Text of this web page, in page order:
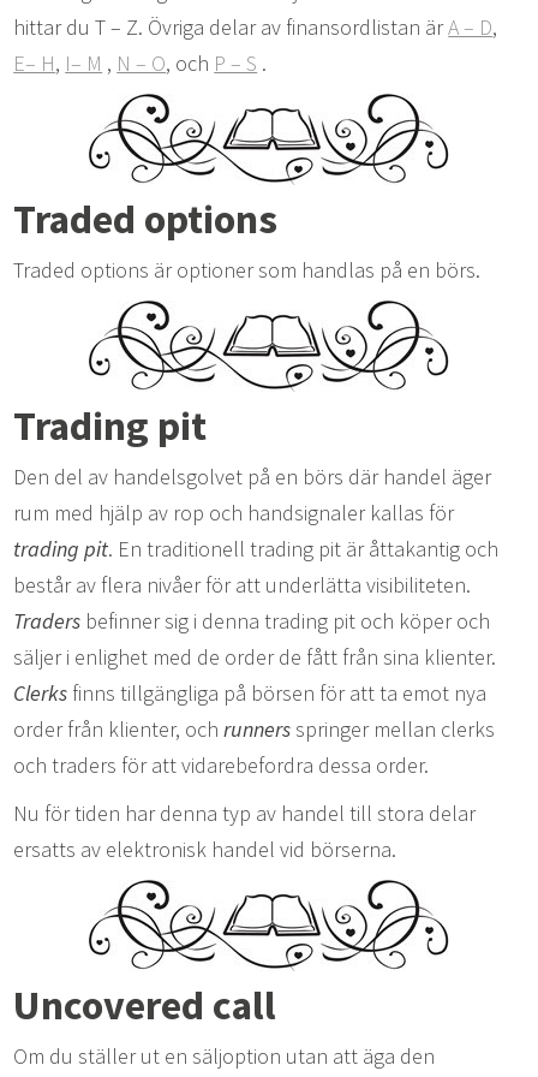
hittar du T – Z. Övriga delar av finansordlistan ärA – D,
E– H, I– M , N – O, och P – S .
Traded options
Traded options är optioner som handlas på en börs.
Trading pit
Den del av handelsgolvet på en börs där handel äger
rum med hjälp av rop och handsignaler kallas för
trading pit. En traditionell trading pit är åttakantig och
består av flera nivåer för att underlätta visibiliteten.
Traders befinner sig i denna trading pit och köper och
säljer i enlighet med de order de fått från sina klienter.
Clerks finns tillgängliga på börsen för att ta emot nya
order från klienter, ochrunnersspringer mellan clerks
och traders för att vidarebefordra dessa order.
Nu för tiden har denna typ av handel till stora delar
ersatts av elektronisk handel vid börserna.
Uncovered call
Om du ställer ut en säljoption utan att äga den